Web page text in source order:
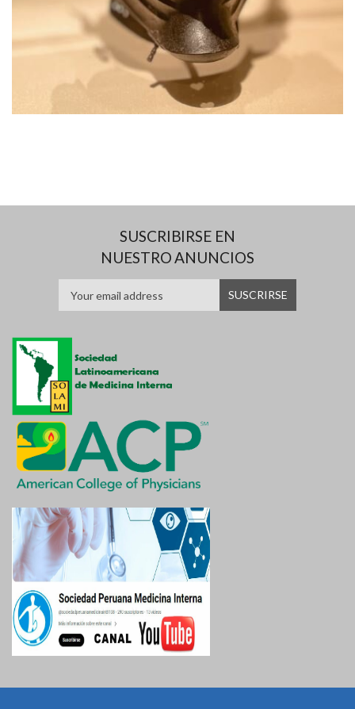
SUSCRIBIRSE EN
NUESTRO ANUNCIOS